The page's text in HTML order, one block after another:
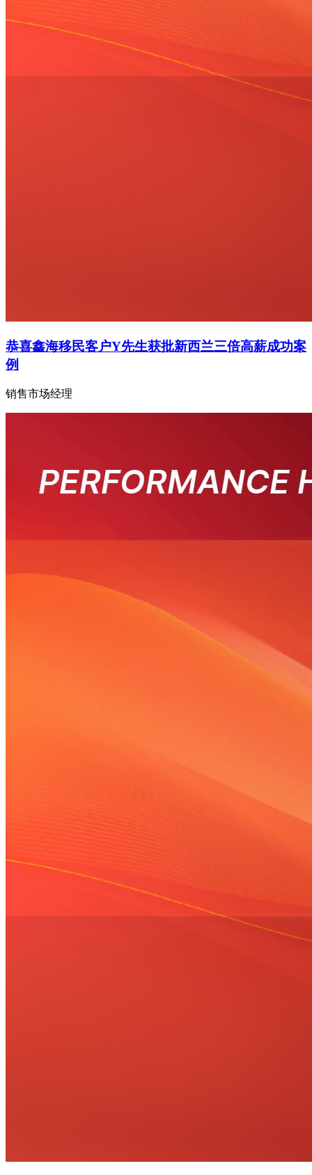
恭喜鑫海移民客户Y先生获批新西兰三倍高薪成功案
例
销售市场经理